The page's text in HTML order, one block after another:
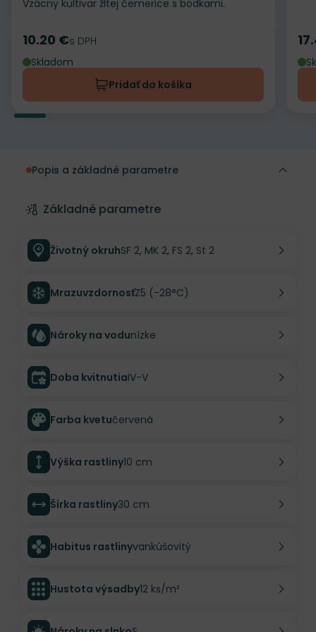
Vzácny kultivar žltej čemerice s bodkami.
Cena
10.20 €s DPH
Skladom
Pridať do košíka
Popis a základné parametre
Základné parametre
Životný okruhSF 2, MK 2, FS 2, St 2
MrazuvzdornosťZ5 (-28°C)
Nároky na vodunízke
Doba kvitnutiaIV-V
Farba kvetučervená
Výška rastliny10 cm
Šírka rastliny30 cm
Habitus rastlinyvankúšovitý
Hustota výsadby12 ks/m²